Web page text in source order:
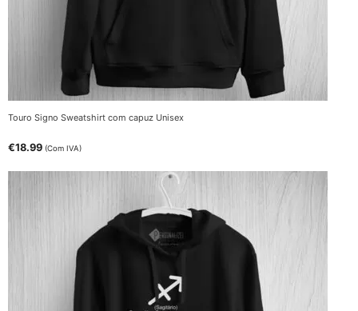
Touro Signo Sweatshirt com capuz Unisex
€18.99 (Com IVA)